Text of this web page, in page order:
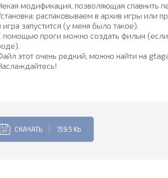
модификация, позволяющая спавнить
распаковываем в архив игры или
игра запустится (у меня было такое).
помощью проги можно создать фильм
этот очень редкий, можно найти на
СКАЧАТЬ 159.5 Kb